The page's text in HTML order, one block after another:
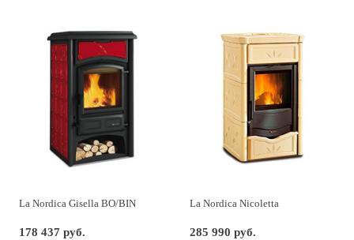
La Nordica Gisella BO/BIN
178 437 руб.
La Nordica Nicoletta
285 990 руб.